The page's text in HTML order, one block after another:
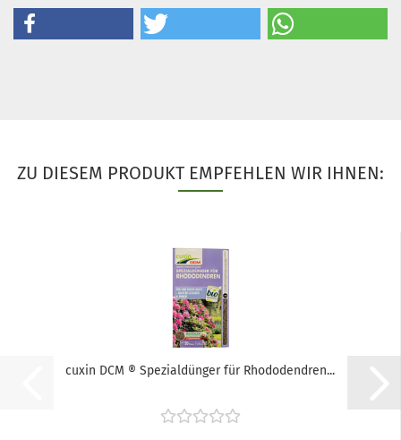
ZU DIESEM PRODUKT EMPFEHLEN WIR IHNEN:
cuxin DCM ® Spezialdünger für Rhododendren...